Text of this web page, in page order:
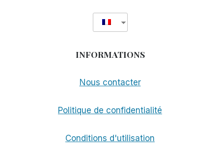
INFORMATIONS
Nous contacter
Politique de confidentialité
Conditions d'utilisation